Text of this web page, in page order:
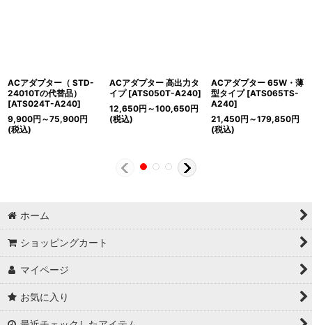
ACアダプター（ STD-
24010Tの代替品）
[ATS024T-A240]
9,900円 ～75,900円
(税込)
ACアダプター 高出力タ
イプ [ATS050T-A240]
12,650円 ～100,650円
(税込)
ACアダプター 65W・薄
型タイプ [ATS065TS-
A240]
21,450円 ～179,850円
(税込)
ホーム
ショッピングカート
マイページ
お気に入り